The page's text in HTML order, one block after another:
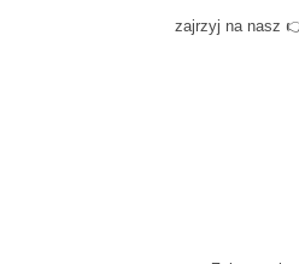
zajrzyj na nasz